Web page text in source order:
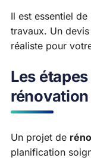
Il est essentiel
travaux. Un
réaliste pour
Les
Un projet de
planification